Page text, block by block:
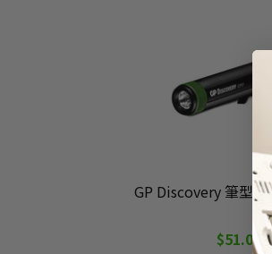
GP Discovery 筆型手
$51.00